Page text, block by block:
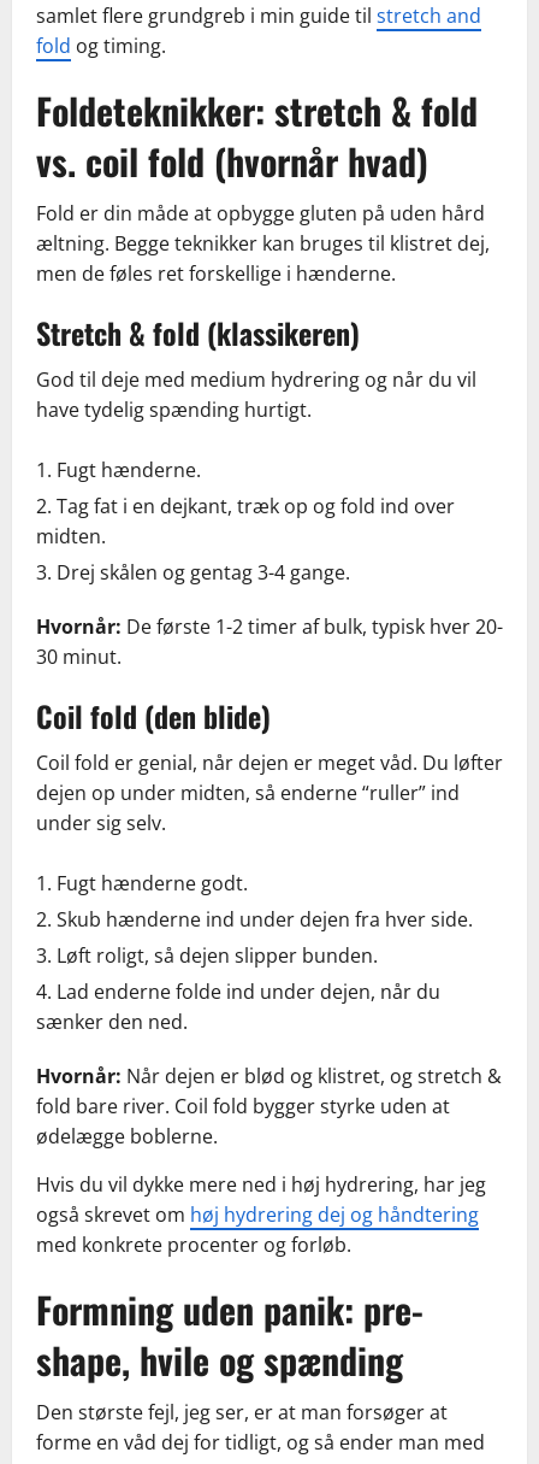
samlet flere grundgreb i min guide til stretch and
fold og timing.
Foldeteknikker: stretch & fold
vs. coil fold (hvornår hvad)
Fold er din måde at opbygge gluten på uden hård
æltning. Begge teknikker kan bruges til klistret dej,
men de føles ret forskellige i hænderne.
Stretch & fold (klassikeren)
God til deje med medium hydrering og når du vil
have tydelig spænding hurtigt.
Fugt hænderne.
Tag fat i en dejkant, træk op og fold ind over
midten.
Drej skålen og gentag 3-4 gange.
Hvornår: De første 1-2 timer af bulk, typisk hver 20-
30 minut.
Coil fold (den blide)
Coil fold er genial, når dejen er meget våd. Du løfter
dejen op under midten, så enderne “ruller” ind
under sig selv.
Fugt hænderne godt.
Skub hænderne ind under dejen fra hver side.
Løft roligt, så dejen slipper bunden.
Lad enderne folde ind under dejen, når du
sænker den ned.
Hvornår: Når dejen er blød og klistret, og stretch &
fold bare river. Coil fold bygger styrke uden at
ødelægge boblerne.
Hvis du vil dykke mere ned i høj hydrering, har jeg
også skrevet om høj hydrering dej og håndtering
med konkrete procenter og forløb.
Formning uden panik: pre-
shape, hvile og spænding
Den største fejl, jeg ser, er at man forsøger at
forme en våd dej for tidligt, og så ender man med